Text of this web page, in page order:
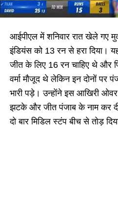
आईपीएल में शनिवार रात खेले गए
इंडियंस को 13 रन से हरा दिया।
जीत के लिए 16 रन चाहिए थे और
वर्मा मौजूद थे लेकिन इन दोनों पर
भारी पड़े। उन्होंने इस आखिरी
झटके और जीत पंजाब के नाम कर
दो बार मिडिल स्टंप बीच से तोड़